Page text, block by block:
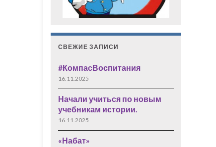
СВЕЖИЕ ЗАПИСИ
#КомпасВоспитания
16.11.2025
Начали учиться по новым
учебникам истории.
16.11.2025
«Набат»